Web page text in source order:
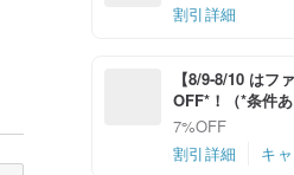
割引詳細
【8/9-8/10 はフ
OFF*！（*条件あ
7%OFF
割引詳細
キ